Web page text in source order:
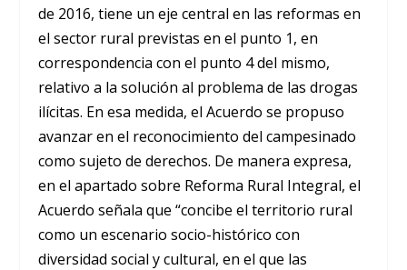
de 2016, tiene un eje central en las reformas en
el sector rural previstas en el punto 1, en
correspondencia con el punto 4 del mismo,
relativo a la solución al problema de las drogas
ilícitas. En esa medida, el Acuerdo se propuso
avanzar en el reconocimiento del campesinado
como sujeto de derechos. De manera expresa,
en el apartado sobre Reforma Rural Integral, el
Acuerdo señala que “concibe el territorio rural
como un escenario socio-histórico con
diversidad social y cultural, en el que las